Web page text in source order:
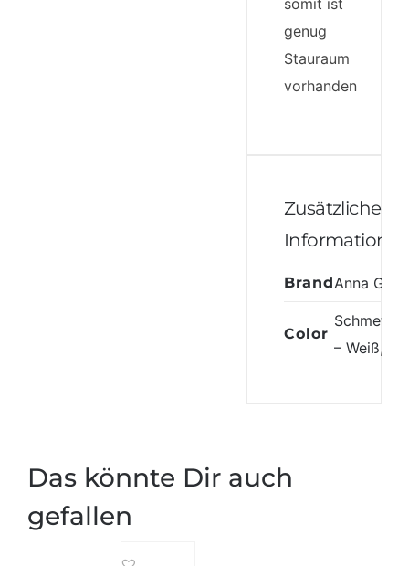
somit ist
genug
Stauraum
vorhanden
Zusätzliche
BrandAnna
Color
– Weiß,
Das könnte Dir auch
gefallen